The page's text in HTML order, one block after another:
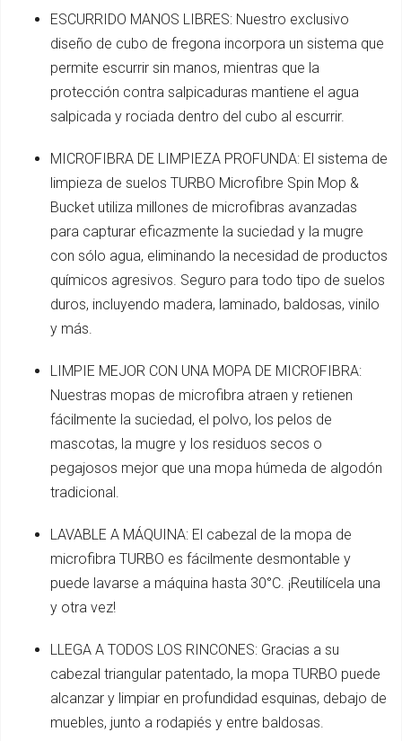
ESCURRIDO MANOS LIBRES: Nuestro exclusivo
diseño de cubo de fregona incorpora un sistema que
permite escurrir sin manos, mientras que la
protección contra salpicaduras mantiene el agua
salpicada y rociada dentro del cubo al escurrir.
MICROFIBRA DE LIMPIEZA PROFUNDA: El sistema de
limpieza de suelos TURBO Microfibre Spin Mop &
Bucket utiliza millones de microfibras avanzadas
para capturar eficazmente la suciedad y la mugre
con sólo agua, eliminando la necesidad de productos
químicos agresivos. Seguro para todo tipo de suelos
duros, incluyendo madera, laminado, baldosas, vinilo
y más.
LIMPIE MEJOR CON UNA MOPA DE MICROFIBRA:
Nuestras mopas de microfibra atraen y retienen
fácilmente la suciedad, el polvo, los pelos de
mascotas, la mugre y los residuos secos o
pegajosos mejor que una mopa húmeda de algodón
tradicional.
LAVABLE A MÁQUINA: El cabezal de la mopa de
microfibra TURBO es fácilmente desmontable y
puede lavarse a máquina hasta 30°C. ¡Reutilícela una
y otra vez!
LLEGA A TODOS LOS RINCONES: Gracias a su
cabezal triangular patentado, la mopa TURBO puede
alcanzar y limpiar en profundidad esquinas, debajo de
muebles, junto a rodapiés y entre baldosas.